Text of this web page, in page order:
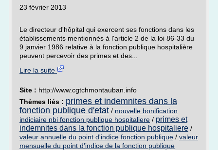
23 février 2013
Le directeur d'hôpital qui exercent ses fonctions dans les
établissements mentionnés à l'article 2 de la loi 86-33 du
9 janvier 1986 relative à la fonction publique hospitalière
peuvent percevoir des primes et des...
Lire la suite
Site : http://www.cgtchmontauban.info
Thèmes liés : primes et indemnites dans la
fonction publique d'etat / nouvelle bonification
indiciaire nbi fonction publique hospitaliere / primes et
indemnites dans la fonction publique hospitaliere /
valeur annuelle du point d'indice fonction publique / valeur
mensuelle du point d'indice de la fonction publique